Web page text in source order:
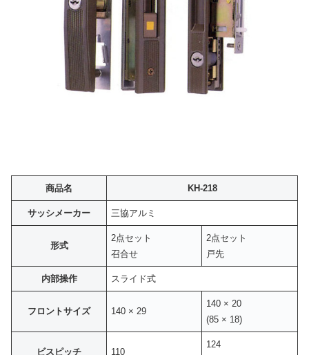
商品名 KH-218
サッシメーカー 三協アルミ
形式
2点セット
召合せ
2点セット
戸先
内部操作 スライド式
フロントサイズ 140 × 29
140 × 20
(85 × 18)
ビスピッチ 110
124